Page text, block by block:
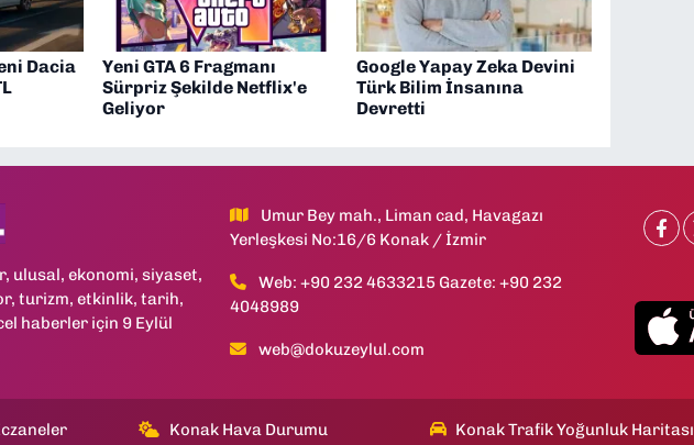
Dacia
Yeni GTA 6 Fragmanı
Sürpriz Şekilde Netflix'e
Geliyor
Google Yapay Zeka Devini
Türk Bilim İnsanına
Devretti
ulusal, ekonomi, siyaset,
turizm, etkinlik, tarih,
haberler için 9 Eylül
Umur Bey mah., Liman cad, Havagazı
Yerleşkesi No:16/6 Konak / İzmir
Web: +90 232 4633215 Gazete: +90 232
4048989
web@dokuzeylul.com
Konak Hava Durumu Konak Trafik Yoğunluk Haritası